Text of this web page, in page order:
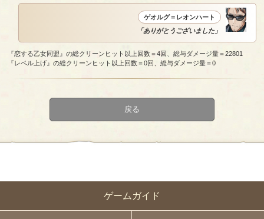
ゲームガイド
ゲオルグ＝レオンハート
「ありがとうございました」
『恋する乙女同盟』の総クリーンヒット以上回数＝4回、総与ダメージ量＝22801
『レベル上げ』の総クリーンヒット以上回数＝0回、総与ダメージ量＝0
戻る